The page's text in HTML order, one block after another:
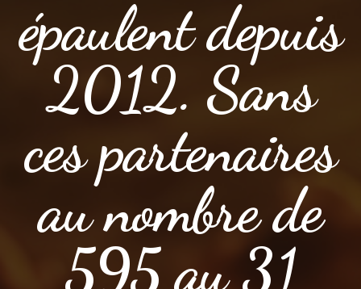
épaulent depuis
2012. Sans
ces partenaires
au nombre de
595 au 31